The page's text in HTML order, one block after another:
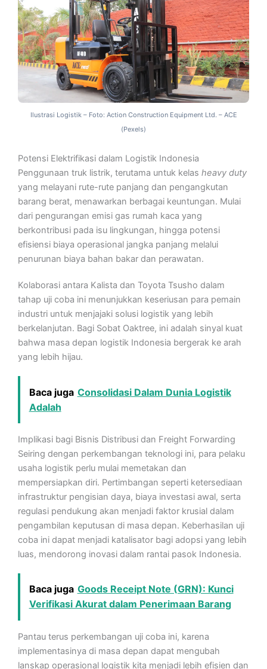
Ilustrasi Logistik – Foto: Action Construction Equipment Ltd. – ACE
(Pexels)
Potensi Elektrifikasi dalam Logistik Indonesia
Penggunaan truk listrik, terutama untuk kelas heavy duty
yang melayani rute-rute panjang dan pengangkutan
barang berat, menawarkan berbagai keuntungan. Mulai
dari pengurangan emisi gas rumah kaca yang
berkontribusi pada isu lingkungan, hingga potensi
efisiensi biaya operasional jangka panjang melalui
penurunan biaya bahan bakar dan perawatan.
Kolaborasi antara Kalista dan Toyota Tsusho dalam
tahap uji coba ini menunjukkan keseriusan para pemain
industri untuk menjajaki solusi logistik yang lebih
berkelanjutan. Bagi Sobat Oaktree, ini adalah sinyal kuat
bahwa masa depan logistik Indonesia bergerak ke arah
yang lebih hijau.
Baca juga Consolidasi Dalam Dunia Logistik
Adalah
Implikasi bagi Bisnis Distribusi dan Freight Forwarding
Seiring dengan perkembangan teknologi ini, para pelaku
usaha logistik perlu mulai memetakan dan
mempersiapkan diri. Pertimbangan seperti ketersediaan
infrastruktur pengisian daya, biaya investasi awal, serta
regulasi pendukung akan menjadi faktor krusial dalam
pengambilan keputusan di masa depan. Keberhasilan uji
coba ini dapat menjadi katalisator bagi adopsi yang lebih
luas, mendorong inovasi dalam rantai pasok Indonesia.
Baca juga Goods Receipt Note (GRN): Kunci
Verifikasi Akurat dalam Penerimaan Barang
Pantau terus perkembangan uji coba ini, karena
implementasinya di masa depan dapat mengubah
lanskap operasional logistik kita menjadi lebih efisien dan